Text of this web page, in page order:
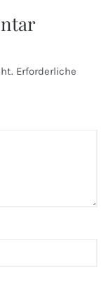
Erforderliche